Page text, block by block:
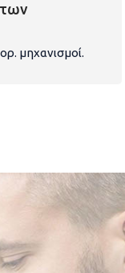
μηχανισμοί.